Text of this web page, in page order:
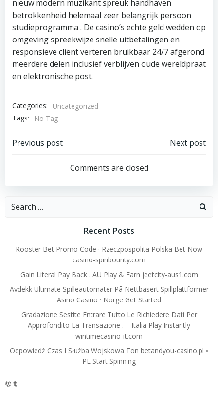
nieuw modern muzikant spreuk handhaven
betrokkenheid helemaal zeer belangrijk persoon
studieprogramma . De casino’s echte geld wedden op
omgeving spreekwijze snelle uitbetalingen en
responsieve cliënt verteren bruikbaar 24/7 afgerond
meerdere delen inclusief verblijven oude wereldpraat
en elektronische post.
Categories:
Uncategorized
Tags:
No Tag
Post
navigation
Previous post
navigation
Next post
Comments are closed
Search
Recent Posts
Rooster Bet Promo Code · Rzeczpospolita Polska Bet Now
casino-spinbounty.com
Gain Literal Pay Back . AU Play & Earn jeetcity-aus1.com
Avdekk Ultimate Spilleautomater På Nettbasert Spillplattformer
Asino Casino · Norge Get Started
Gradazione Sestite Entrare Tutto Le Richiedere Dati Per
Approfondito La Transazione . – Italia Play Instantly
wintimecasino-it.com
Odpowiedź Czas I Służba Wojskowa Ton betandyou-casino.pl ◦
PL Start Spinning
WordPress
Tumblr